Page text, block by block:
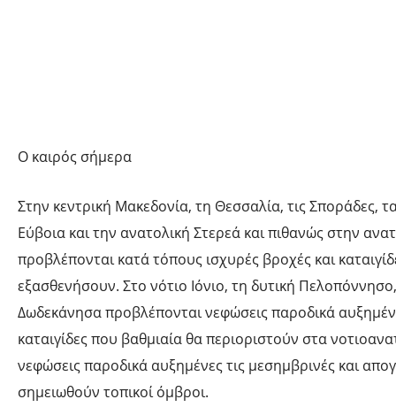
Ο καιρός σήμερα
Στην κεντρική Μακεδονία, τη Θεσσαλία, τις Σποράδες,
Εύβοια και την ανατολική Στερεά και πιθανώς στην
προβλέπονται κατά τόπους ισχυρές βροχές και
εξασθενήσουν. Στο νότιο Ιόνιο, τη δυτική
Δωδεκάνησα προβλέπονται νεφώσεις παροδικά
καταιγίδες που βαθμιαία θα περιοριστούν στα
νεφώσεις παροδικά αυξημένες τις μεσημβρινές και
σημειωθούν τοπικοί όμβροι.